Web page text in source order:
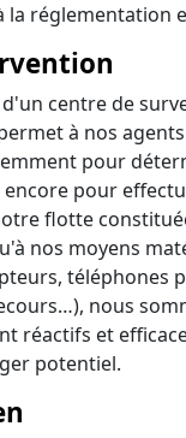
réglementation
centre de
à nos
pour
pour
flotte
nos moyens
téléphones
nous
réactifs et
potentiel.